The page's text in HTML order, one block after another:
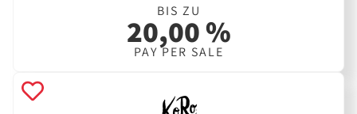
BIS ZU
20,00 %
PAY PER SALE